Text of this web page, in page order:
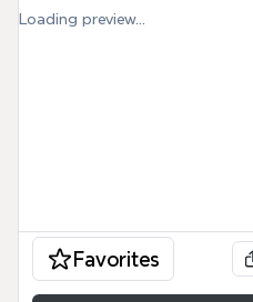
Loading preview...
Favorites